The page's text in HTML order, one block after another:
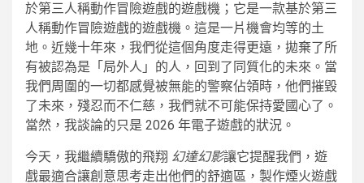
於第三人稱動作冒險遊戲的遊戲機；它是一款基於第三
人稱動作冒險遊戲的遊戲機。這是一片機會均等的土
地。近幾十年來，我們從這個角度走得更遠，拋棄了所
有被認為是「局外人」的人，回到了同質化的未來。當
我們周圍的一切都感覺被無能的警察佔領時，他們摧毀
了未來，殘忍而不仁慈，我們就不可能保持愛國心了。
當然，我談論的只是 2026 年電子遊戲的狀況。
今天，我繼續驕傲的飛翔 幻達幻影讓它提醒我們，遊
戲最適合讓創意思考走出他們的舒適區，製作煙火遊戲